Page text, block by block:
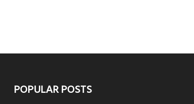
POPULAR POSTS